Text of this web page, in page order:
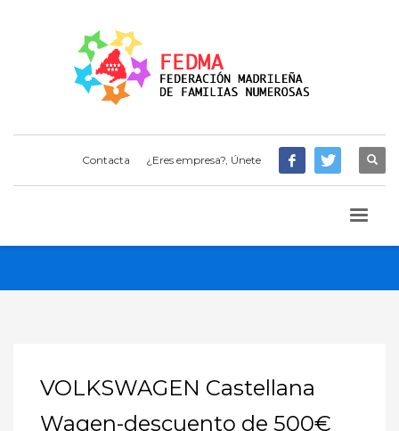
Contacta ¿Eres empresa?, Únete
VOLKSWAGEN Castellana
Wagen-descuento de 500€